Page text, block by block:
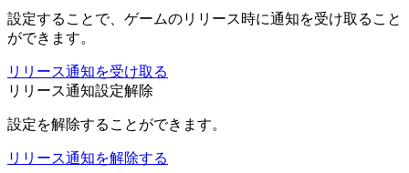
設定することで、ゲームのリリース時に通知を受け取ること
ができます。
リリース通知を受け取る
リリース通知設定解除
設定を解除することができます。
リリース通知を解除する